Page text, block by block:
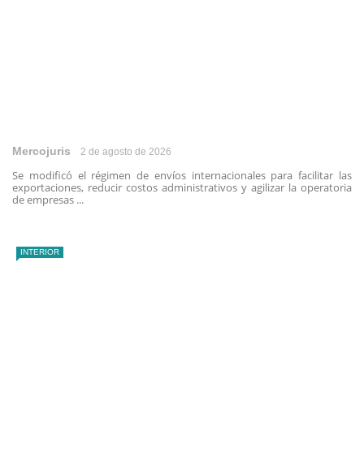
Mercojuris 2 de agosto de 2026
Se modificó el régimen de envíos internacionales para facilitar las
exportaciones, reducir costos administrativos y agilizar la operatoria
de empresas ...
INTERIOR